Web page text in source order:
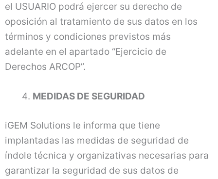
el USUARIO podrá ejercer su derecho de
oposición al tratamiento de sus datos en los
términos y condiciones previstos más
adelante en el apartado “Ejercicio de
Derechos ARCOP”.
MEDIDAS DE SEGURIDAD
iGEM Solutions le informa que tiene
implantadas las medidas de seguridad de
índole técnica y organizativas necesarias para
garantizar la seguridad de sus datos de